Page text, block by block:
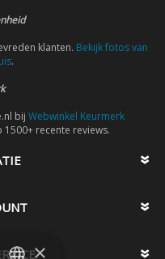
klanten. Bekijk fotos van
.
bij Webwinkel Keurmerk
recente reviews.
×